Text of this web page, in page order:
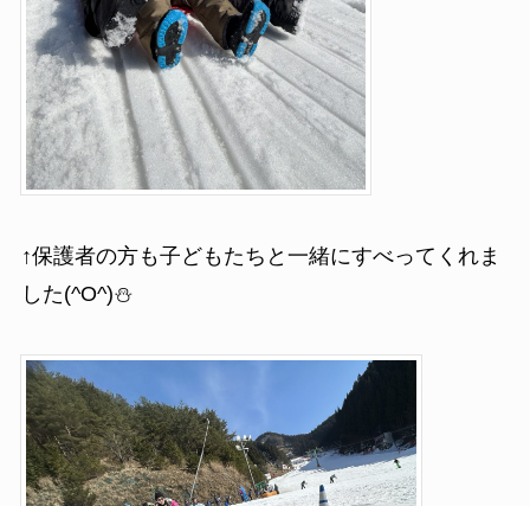
↑保護者の方も子どもたちと一緒にすべってくれま
した(^O^)⛄